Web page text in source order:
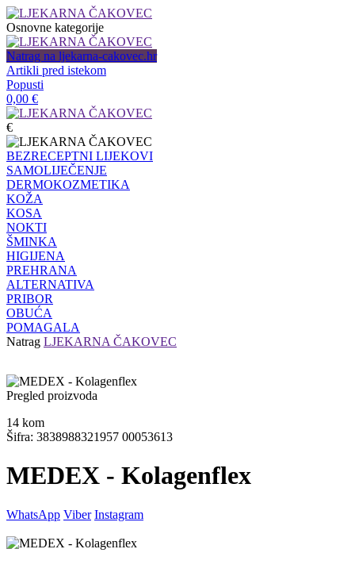
Osnovne kategorije
Natrag na ljekarna-cakovec.hr
Artikli pred istekom
Popusti
0,00 €
€
BEZRECEPTNI LIJEKOVI
SAMOLIJEČENJE
DERMOKOZMETIKA
KOŽA
KOSA
NOKTI
ŠMINKA
HIGIJENA
PREHRANA
ALTERNATIVA
PRIBOR
OBUĆA
POMAGALA
Natrag LJEKARNA ČAKOVEC
Pregled proizvoda
14 kom
Šifra: 3838988321957 00053613
MEDEX - Kolagenflex
WhatsApp Viber Instagram